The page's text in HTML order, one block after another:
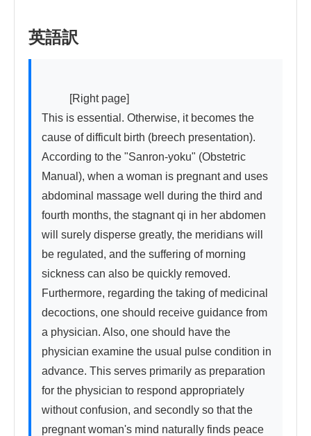
英語訳
This is essential. Otherwise, it becomes the
cause of difficult birth (breech presentation).
According to the "Sanron-yoku" (Obstetric
Manual), when a woman is pregnant and uses
abdominal massage well during the third and
fourth months, the stagnant qi in her abdomen
will surely disperse greatly, the meridians will
be regulated, and the suffering of morning
sickness can also be quickly removed.
Furthermore, regarding the taking of medicinal
decoctions, one should receive guidance from
a physician. Also, one should have the
physician examine the usual pulse condition in
advance. This serves primarily as preparation
for the physician to respond appropriately
without confusion, and secondly so that the
pregnant woman's mind naturally finds peace